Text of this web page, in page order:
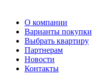
О компании
Варианты покупки
Выбрать квартиру
Партнерам
Новости
Контакты